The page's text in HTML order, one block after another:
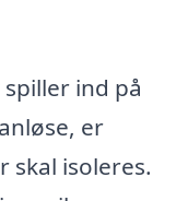
ind på
er
skal isoleres.